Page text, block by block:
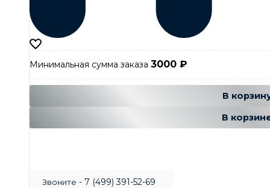
Минимальная сумма заказа 3000 ₽
В
В
Звоните - 7 (499) 391-52-69